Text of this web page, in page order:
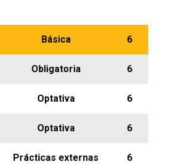
Básica 6
Obligatoria 6
Optativa 6
Optativa 6
Prácticas externas 6